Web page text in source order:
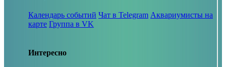
Календарь событий Чат в Telegram Аквариумисты на
карте Группа в VK
Интересно